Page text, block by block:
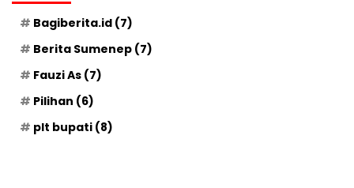
Bagiberita.id (7)
Berita Sumenep (7)
Fauzi As (7)
Pilihan (6)
plt bupati (8)